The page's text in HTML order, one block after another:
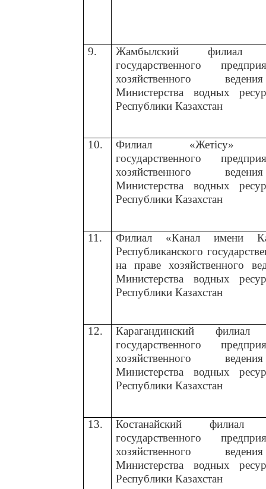
9.
Жамбылский филиал
государственного
хозяйственного
Министерства водных
Республики Казахстан
10. Филиал «Жетісу»
государственного
хозяйственного
Министерства водных
Республики Казахстан
11.
Филиал «Канал имени
Республиканского
на праве хозяйственного
Министерства водных
Республики Казахстан
12.
Карагандинский филиал
государственного
хозяйственного
Министерства водных
Республики Казахстан
13.
Костанайский филиал
государственного
хозяйственного
Министерства водных
Республики Казахстан